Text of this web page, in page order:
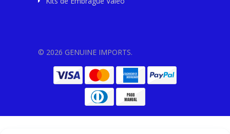
© 2026 GENUINE IMPORTS.